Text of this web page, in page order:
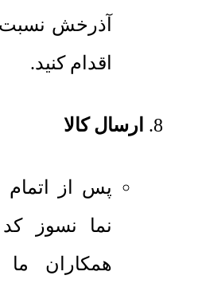
آذرخش
اقدام کنید.
ارسال کالا
پس از اتمام
همکاران